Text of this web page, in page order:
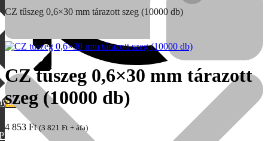
MAX
CZ tűszeg 0,6×30 mm tárazott szeg (10000 db)
CZ tűszeg 0,6×30 mm tárazott
szeg (10000 db)
4 853 Ft (3 821 Ft + áfa)